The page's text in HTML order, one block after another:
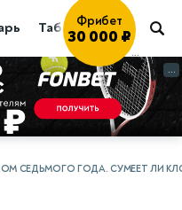
Таблица Прогнозы
Фрибет
30 000 ₽
...
...
СЕДЬМОГО ГОДА. СУМЕЕТ ЛИ